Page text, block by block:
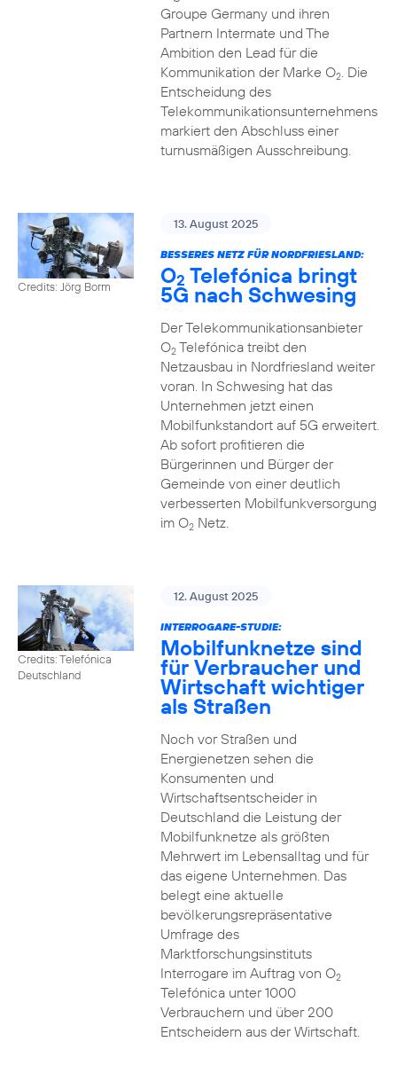
Groupe Germany und ihren
Partnern Intermate und The
Ambition den Lead für die
Kommunikation der Marke O2. Die
Entscheidung des
Telekommunikationsunternehmens
markiert den Abschluss einer
turnusmäßigen Ausschreibung.
Credits: Jörg Borm
13. August 2025
BESSERES NETZ FÜR NORDFRIESLAND:
O2 Telefónica bringt
5G nach Schwesing
Der Telekommunikationsanbieter
O2Telefónica treibt den
Netzausbau in Nordfriesland weiter
voran. In Schwesing hat das
Unternehmen jetzt einen
Mobilfunkstandort auf 5G erweitert.
Ab sofort profitieren die
Bürgerinnen und Bürger der
Gemeinde von einer deutlich
verbesserten Mobilfunkversorgung
im O2Netz.
Credits: Telefónica
Deutschland
12. August 2025
INTERROGARE-STUDIE:
Mobilfunknetze sind
für Verbraucher und
Wirtschaft wichtiger
als Straßen
Noch vor Straßen und
Energienetzen sehen die
Konsumenten und
Wirtschaftsentscheider in
Deutschland die Leistung der
Mobilfunknetze als größten
Mehrwert im Lebensalltag und für
das eigene Unternehmen. Das
belegt eine aktuelle
bevölkerungsrepräsentative
Umfrage des
Marktforschungsinstituts
Interrogare im Auftrag von O2
Telefónica unter 1000
Verbrauchern und über 200
Entscheidern aus der Wirtschaft.